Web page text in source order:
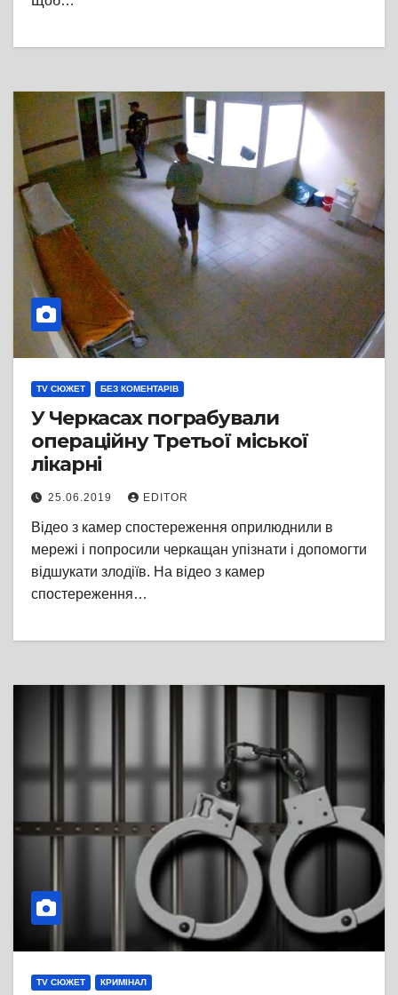
TV СЮЖЕТ БЕЗ КОМЕНТАРІВ
У Черкасах пограбували
операційну Третьої міської
лікарні
25.06.2019 EDITOR
Відео з камер спостереження оприлюднили в
мережі і попросили черкащан упізнати і допомогти
відшукати злодіїв. На відео з камер
спостереження…
TV СЮЖЕТ КРИМІНАЛ